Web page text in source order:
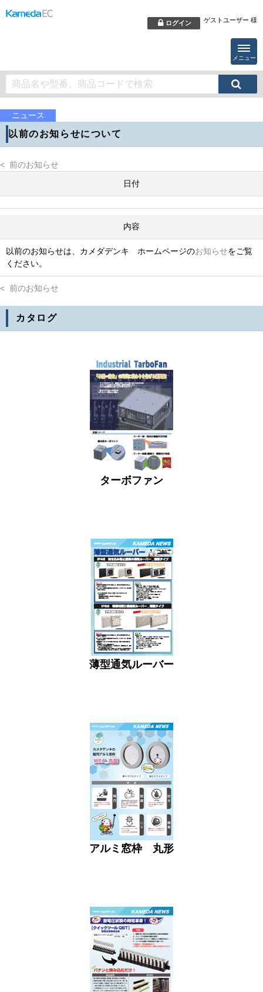
ログイン ゲストユーザー 様
メニュー
ニュース
以前のお知らせについて
< 前のお知らせ
日付
内容
以前のお知らせは、カメダデンキ ホームページのお知らせをご覧
ください。
< 前のお知らせ
カタログ
ターボファン
薄型通気ルーバー
アルミ窓枠 丸形